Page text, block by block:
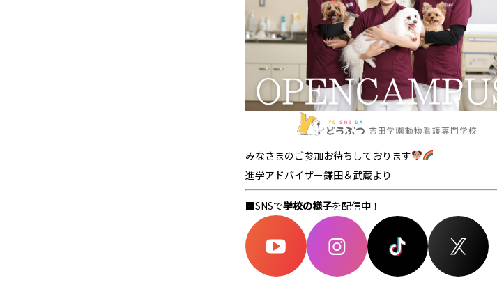
みなさまのご参加お待ちしております
進学アドバイザー鎌田＆武蔵より
■SNSで学校の様子を配信中！